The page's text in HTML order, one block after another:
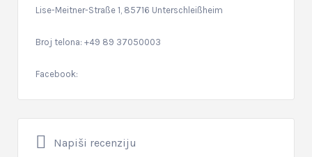
Lise-Meitner-Straße 1, 85716 Unterschleißheim
Broj telona: +49 89 37050003
Facebook:
Napiši recenziju